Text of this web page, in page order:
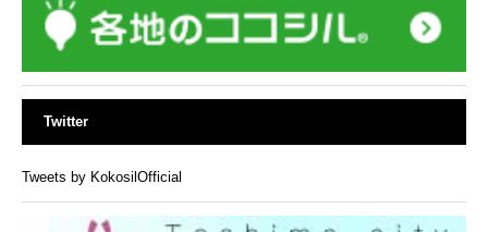
Twitter
Tweets by KokosilOfficial